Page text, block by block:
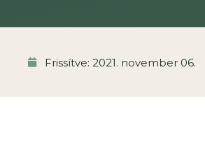
Frissítve: 2021. november 06.